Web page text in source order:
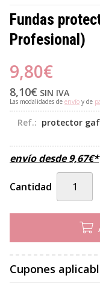
Fundas
Profesional)
9,80€
8,10€ SIN IVA
Las modalidades de envío y de
Ref.: protector
envío desde9,67€*
Cantidad
Cupones